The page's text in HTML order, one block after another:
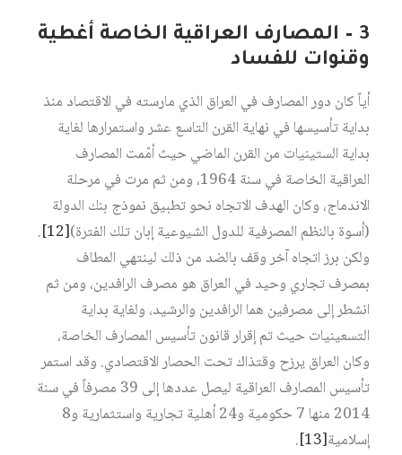
3 – المصارف العراقية الخاصة أغطية
وقنوات للفساد
أياً كان دور المصارف في العراق الذي مارسته في الاقتصاد منذ
بداية تأسيسها في نهاية القرن التاسع عشر واستمرارها لغاية
بداية الستينيات من القرن الماضي حيث أمّمت المصارف
العراقية الخاصة في سنة 1964، ومن ثم مرت في مرحلة
الاندماج، وكان الهدف الاتجاه نحو تطبيق نموذج بنك الدولة
(أسوة بالنظم المصرفية للدول الشيوعية إبان تلك الفترة)‏[12]
.
ولكن برز اتجاه آخر وقف بالضد من ذلك لينتهي المطاف
بمصرف تجاري وحيد في العراق هو مصرف الرافدين، ومن ثم
انشطر إلى مصرفين هما الرافدين والرشيد، ولغاية بداية
التسعينيات حيث تم إقرار قانون تأسيس المصارف الخاصة،
وكان العراق يرزح وقتذاك تحت الحصار الاقتصادي. وقد استمر
تأسيس المصارف العراقية ليصل عددها إلى 39 مصرفاً في سنة
2014 منها 7 حكومية و24 أهلية تجارية واستثمارية و8
إسلامية‏[13]
.